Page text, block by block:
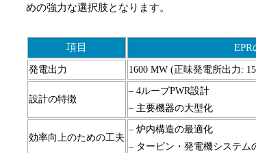
めの強力な選択肢となります。
項目
発電出力 1600 MW (正味発電所出力:
設計の特徴
– 4ループPWR設計
– 主要機器の大型化
効率向上のための工夫
– 炉内構造の最適化
– タービン・発電機システム